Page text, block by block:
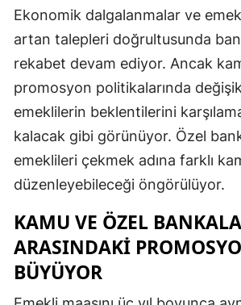
Ekonomik dalgalanmalar ve
artan talepleri doğrultusunda
rekabet devam ediyor. Ancak
promosyon politikalarında
emeklilerin beklentilerini
kalacak gibi görünüyor. Özel
emeklileri çekmek adına farklı
düzenleyebileceği öngörülüyor.
KAMU VE ÖZEL
ARASINDAKI
BÜYÜYOR